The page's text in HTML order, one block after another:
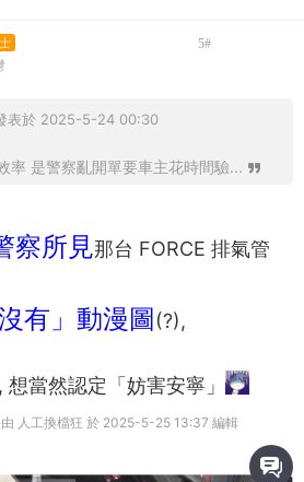
5#
表於 2025-5-24 00:30
率 是警察亂開單要車主花時間驗...
察所見那台 FORCE 排氣管
沒有」動漫圖(?),
當然認定「妨害安寧」
人工換檔狂 於 2025-5-25 13:37 編輯